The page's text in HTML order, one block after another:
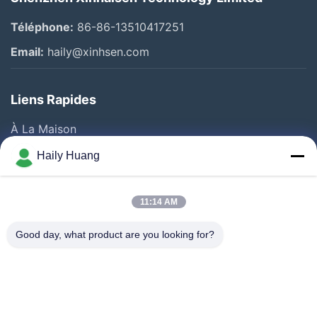
Téléphone: 86-86-13510417251
Email: haily@xinhsen.com
Liens Rapides
À La Maison
Produits
Vidéos
Visite D'usine
Haily Huang
11:14 AM
Good day, what product are you looking for?